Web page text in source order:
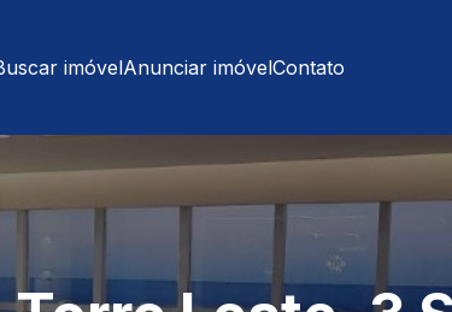
imóvelAnunciar imóvelContato